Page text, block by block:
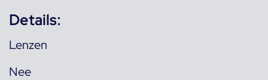
Details:
Lenzen
Nee